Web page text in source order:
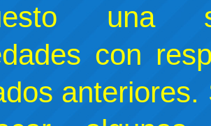
una
con
anteriores.